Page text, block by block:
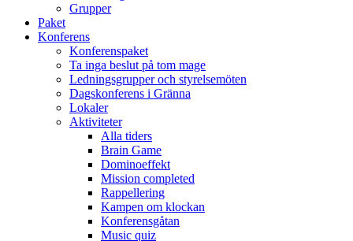
Grupper
Paket
Konferens
Konferenspaket
Ta inga beslut på tom mage
Ledningsgrupper och styrelsemöten
Dagskonferens i Gränna
Lokaler
Aktiviteter
Alla tiders
Brain Game
Dominoeffekt
Mission completed
Rappellering
Kampen om klockan
Konferensgåtan
Music quiz